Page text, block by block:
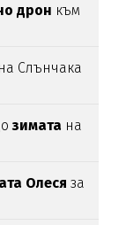
дрон към
на Слънчака
зимата на
Олеся за